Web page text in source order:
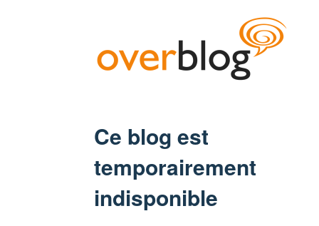
Ce blog est
temporairement
indisponible